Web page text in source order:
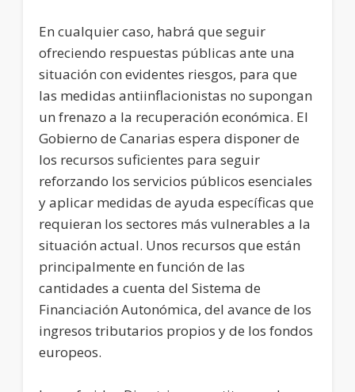
En cualquier caso, habrá que seguir
ofreciendo respuestas públicas ante una
situación con evidentes riesgos, para que
las medidas antiinflacionistas no supongan
un frenazo a la recuperación económica. El
Gobierno de Canarias espera disponer de
los recursos suficientes para seguir
reforzando los servicios públicos esenciales
y aplicar medidas de ayuda específicas que
requieran los sectores más vulnerables a la
situación actual. Unos recursos que están
principalmente en función de las
cantidades a cuenta del Sistema de
Financiación Autonómica, del avance de los
ingresos tributarios propios y de los fondos
europeos.